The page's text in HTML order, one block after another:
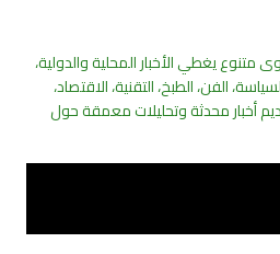
يغطي الأخبار المحلية والدولية،
الفن، الطبخ، التقنية، الاقتصاد،
أخبار محدثة وتحليلات معمقة حول